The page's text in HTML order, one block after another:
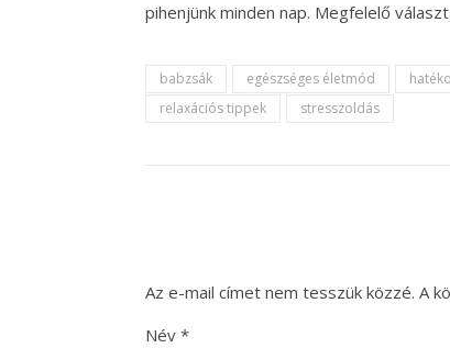
pihenjünk minden nap. Megfelelő
babzsák egészséges életmód
relaxációs tippek
stresszoldás
Az e-mail címet nem tesszük közzé. A
Név *